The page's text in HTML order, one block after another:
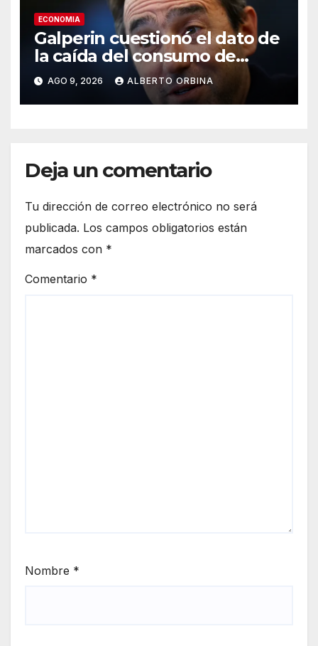
ECONOMIA
Galperin cuestionó el dato de
la caída del consumo de
CAME y Milei lo respaldó
AGO 9, 2026 ALBERTO ORBINA
Deja un comentario
Tu dirección de correo electrónico no será
publicada. Los campos obligatorios están
marcados con *
Comentario *
Nombre *